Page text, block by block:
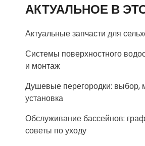
АКТУАЛЬНОЕ В
Актуальные запчасти для
Системы поверхностного
и монтаж
Душевые перегородки: выбор,
установка
Обслуживание бассейнов:
советы по уходу